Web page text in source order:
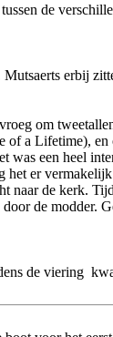
de
erbij
om
a Lifetime),
was een heel
het er
naar de kerk.
de modder.
de viering